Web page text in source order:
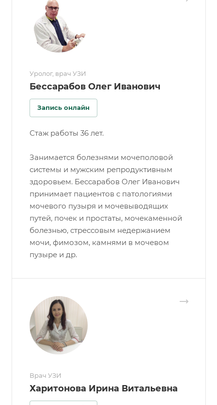
Уролог, врач УЗИ
Бессарабов Олег Иванович
Запись онлайн
Стаж работы 36 лет.
Занимается болезнями мочеполовой
системы и мужским репродуктивным
здоровьем. Бессарабов Олег Иванович
принимает пациентов с патологиями
мочевого пузыря и мочевыводящих
путей, почек и простаты, мочекаменной
болезнью, стрессовым недержанием
мочи, фимозом, камнями в мочевом
пузыре и др.
Врач УЗИ
Харитонова Ирина Витальевна